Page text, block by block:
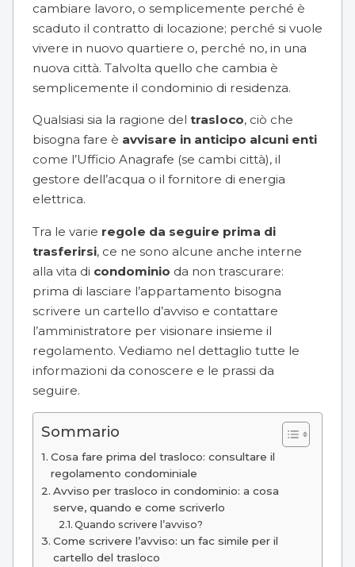
cambiare lavoro, o semplicemente perché è
scaduto il contratto di locazione; perché si vuole
vivere in nuovo quartiere o, perché no, in una
nuova città. Talvolta quello che cambia è
semplicemente il condominio di residenza.
Qualsiasi sia la ragione del trasloco, ciò che
bisogna fare è avvisare in anticipo alcuni enti
come l’Ufficio Anagrafe (se cambi città), il
gestore dell’acqua o il fornitore di energia
elettrica.
Tra le varie regole da seguire prima di
trasferirsi, ce ne sono alcune anche interne
alla vita di condominio da non trascurare:
prima di lasciare l’appartamento bisogna
scrivere un cartello d’avviso e contattare
l’amministratore per visionare insieme il
regolamento. Vediamo nel dettaglio tutte le
informazioni da conoscere e le prassi da
seguire.
Sommario
Cosa fare prima del trasloco: consultare il
regolamento condominiale
Avviso per trasloco in condominio: a cosa
serve, quando e come scriverlo
Quando scrivere l’avviso?
Come scrivere l’avviso: un fac simile per il
cartello del trasloco